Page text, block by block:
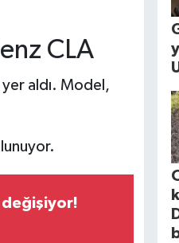
CLA
aldı. Model,
değişiyor!